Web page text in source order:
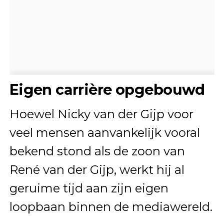
Eigen carrière opgebouwd
Hoewel Nicky van der Gijp voor
veel mensen aanvankelijk vooral
bekend stond als de zoon van
René van der Gijp, werkt hij al
geruime tijd aan zijn eigen
loopbaan binnen de mediawereld.